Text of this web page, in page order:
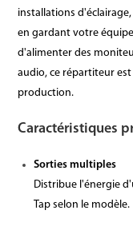
installations
en gardant votre
d'alimenter des
audio, ce répartiteur
production.
Caractéristiques
Sorties multiples
Distribue l'énergie
Tap selon le modèle.